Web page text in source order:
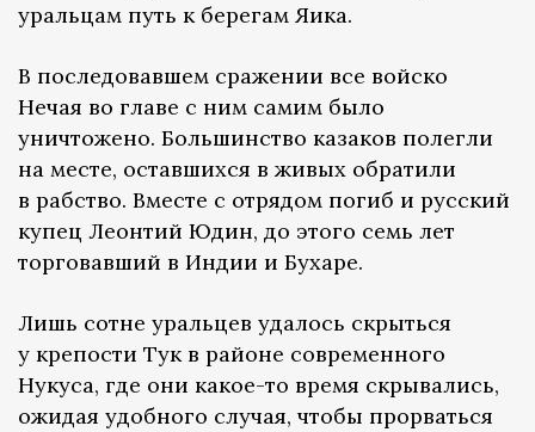
уральцам путь к берегам Яика.
В последовавшем сражении все войско
Нечая во главе с ним самим было
уничтожено. Большинство казаков полегли
на месте, оставшихся в живых обратили
в рабство. Вместе с отрядом погиб и русский
купец Леонтий Юдин, до этого семь лет
торговавший в Индии и Бухаре.
Лишь сотне уральцев удалось скрыться
у крепости Тук в районе современного
Нукуса, где они какое-то время скрывались,
ожидая удобного случая, чтобы прорваться